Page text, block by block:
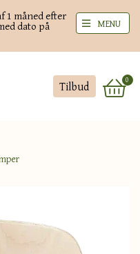
1 måned efter
dato på
Tilbud 0
MENU